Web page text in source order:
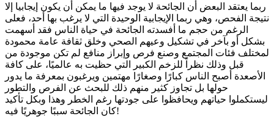
ربما يعتقد البعض أن الجائحة لا يوجد فيها ما يمكن أن يكون إيجابيا إلا
نتيجة الفحص، وهي ربما الإيجابية الوحيدة التي لا يرغب بها أحد، فعلى
الرغم من حجم ما أفسدته الجائحة في حياة الناس فقد أسهمت
بشكل أو بآخر في تشكيل وعيهم الصحي وخلق ثقافة عامة محمودة
لمختلف فئات المجتمع وصنع فرص وإبراز منافع لم تكن موجودة من
قبل وذلك نظراً للزخم الكبير التي حظيت به عالميًا، على كافة
الأصعدة أصبح الناس كبارًا وصغارًا مهتمين ويرغبون بمعرفة ما يدور
حولها بل تجاوز كثير منهم ذلك للبحث عن الفرص والتطور
ليستكملوا حياتهم ويحافظوا على جودتها رغم الخطر وهذا وبكل تأكيد
كان الجائحة سببًا جوهريًا فيه!